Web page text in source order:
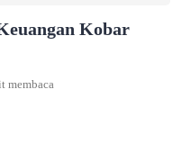
Kobar
membaca